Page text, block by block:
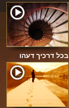
בכל דרכיך דעהו